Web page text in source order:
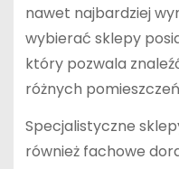
nawet najbardziej
wybierać sklepy
który pozwala
różnych
Specjalistyczne
również fachowe